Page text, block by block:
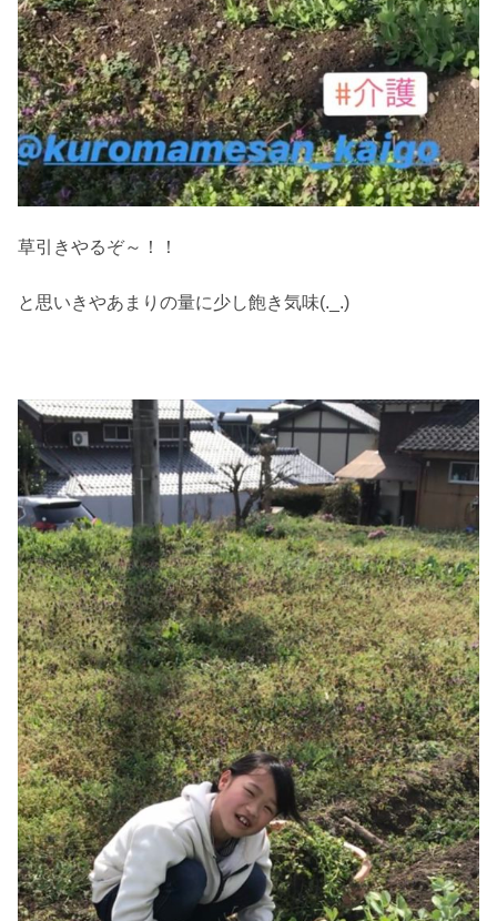
草引きやるぞ～！！
と思いきやあまりの量に少し飽き気味(._.)